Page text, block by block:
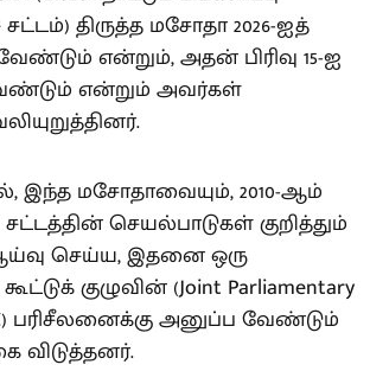
திருத்த மசோதா 2026-ஐத்
என்றும், அதன் பிரிவு 15-ஐ
என்றும் அவர்கள்
மசோதாவையும், 2010-ஆம்
செயல்பாடுகள் குறித்தும்
செய்ய, இதனை ஒரு
குழுவின் (Joint Parliamentary
பரிசீலனைக்கு அனுப்ப வேண்டும்
விடுத்தனர்.